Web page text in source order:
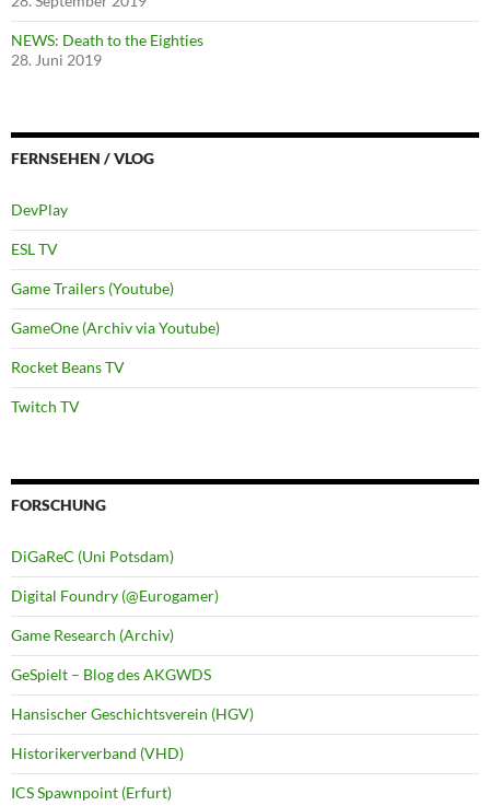
NEWS: Death to the Eighties
28. Juni 2019
FERNSEHEN / VLOG
DevPlay
ESL TV
Game Trailers (Youtube)
GameOne (Archiv via Youtube)
Rocket Beans TV
Twitch TV
FORSCHUNG
DiGaReC (Uni Potsdam)
Digital Foundry (@Eurogamer)
Game Research (Archiv)
GeSpielt – Blog des AKGWDS
Hansischer Geschichtsverein (HGV)
Historikerverband (VHD)
ICS Spawnpoint (Erfurt)